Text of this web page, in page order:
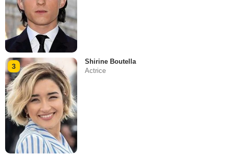
3
Shirine Boutella
Actrice